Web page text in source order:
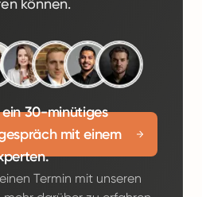
können.
ein 30-minütiges
mit einem
Termin mit unseren